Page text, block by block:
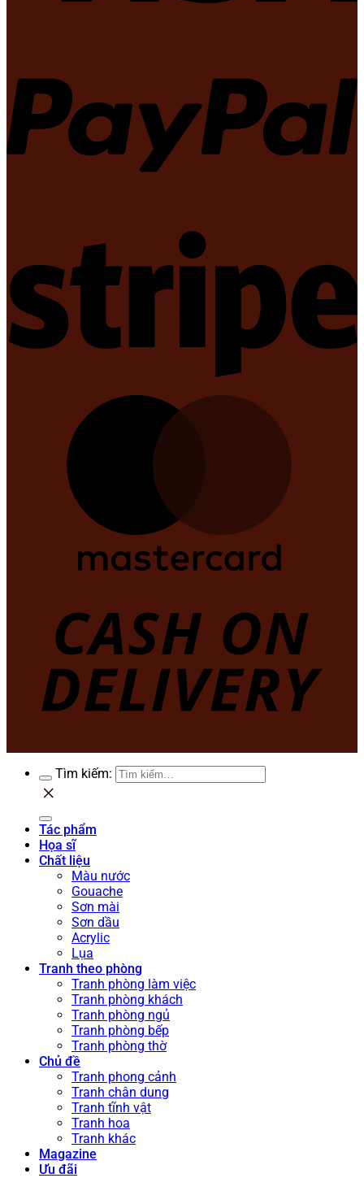
Tìm kiếm:
Tác phẩm
Họa sĩ
Chất liệu
Màu nước
Gouache
Sơn mài
Sơn dầu
Acrylic
Lụa
Tranh theo phòng
Tranh phòng làm việc
Tranh phòng khách
Tranh phòng ngủ
Tranh phòng bếp
Tranh phòng thờ
Chủ đề
Tranh phong cảnh
Tranh chân dung
Tranh tĩnh vật
Tranh hoa
Tranh khác
Magazine
Ưu đãi